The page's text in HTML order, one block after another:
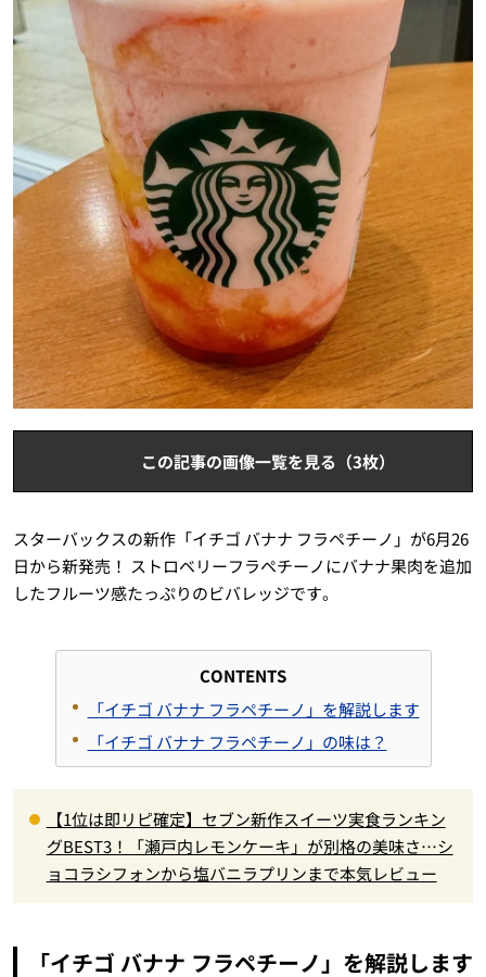
この記事の画像一覧を見る（3枚）
スターバックスの新作「イチゴ バナナ フラペチーノ」が6月26
日から新発売！ ストロベリーフラペチーノにバナナ果肉を追加
したフルーツ感たっぷりのビバレッジです。
CONTENTS
「イチゴ バナナ フラペチーノ」を解説します
「イチゴ バナナ フラペチーノ」の味は？
【1位は即リピ確定】セブン新作スイーツ実食ランキン
グBEST3！「瀬戸内レモンケーキ」が別格の美味さ…シ
ョコラシフォンから塩バニラプリンまで本気レビュー
「イチゴ バナナ フラペチーノ」を解説します